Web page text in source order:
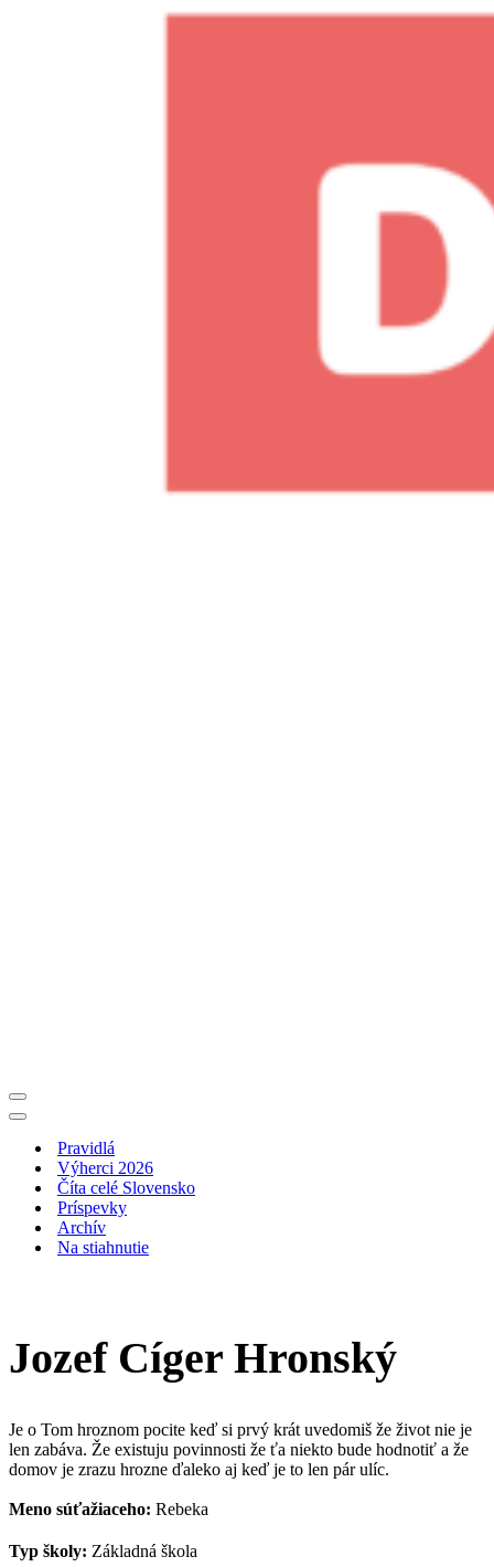
Menu
navigácie
Menu
navigáciePravidlá
Výherci 2026
Číta celé Slovensko
Príspevky
Archív
Na stiahnutie
Jozef Cíger Hronský
Je o Tom hroznom pocite keď si prvý krát uvedomiš že život nie je
len zabáva. Že existuju povinnosti že ťa niekto bude hodnotiť a že
domov je zrazu hrozne ďaleko aj keď je to len pár ulíc.
Meno súťažiaceho: Rebeka
Typ školy: Základná škola